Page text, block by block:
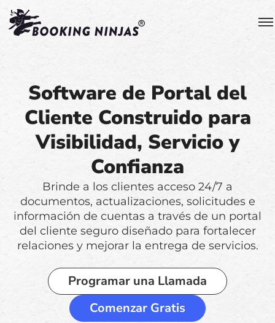
Software de Portal del
Cliente Construido para
Visibilidad, Servicio y
Confianza
Brinde a los clientes acceso 24/7 a
documentos, actualizaciones, solicitudes e
información de cuentas a través de un portal
del cliente seguro diseñado para fortalecer
relaciones y mejorar la entrega de servicios.
Programar una Llamada
Comenzar Gratis